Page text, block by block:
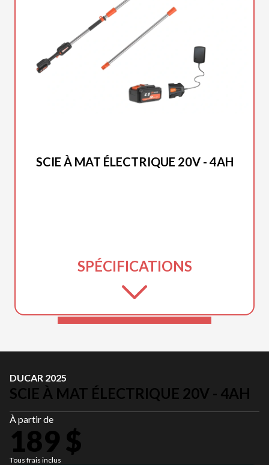
SCIE À MAT ÉLECTRIQUE 20V - 4AH
SPÉCIFICATIONS
DUCAR 2025
SCIE À MAT ÉLECTRIQUE 20V - 4AH
À partir de
189 $
Tous frais inclus